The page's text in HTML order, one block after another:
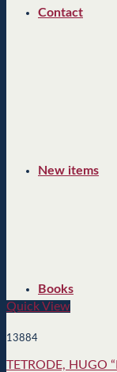
Contact
New items
Books
Quick View
13884
TETRODE, HUGO